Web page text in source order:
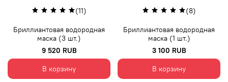
(11)
Бриллиантовая водородная
маска (3 шт.)
9 520 RUB
В корзину
(8)
Бриллиантовая водородная
маска (1 шт.)
3 100 RUB
В корзину